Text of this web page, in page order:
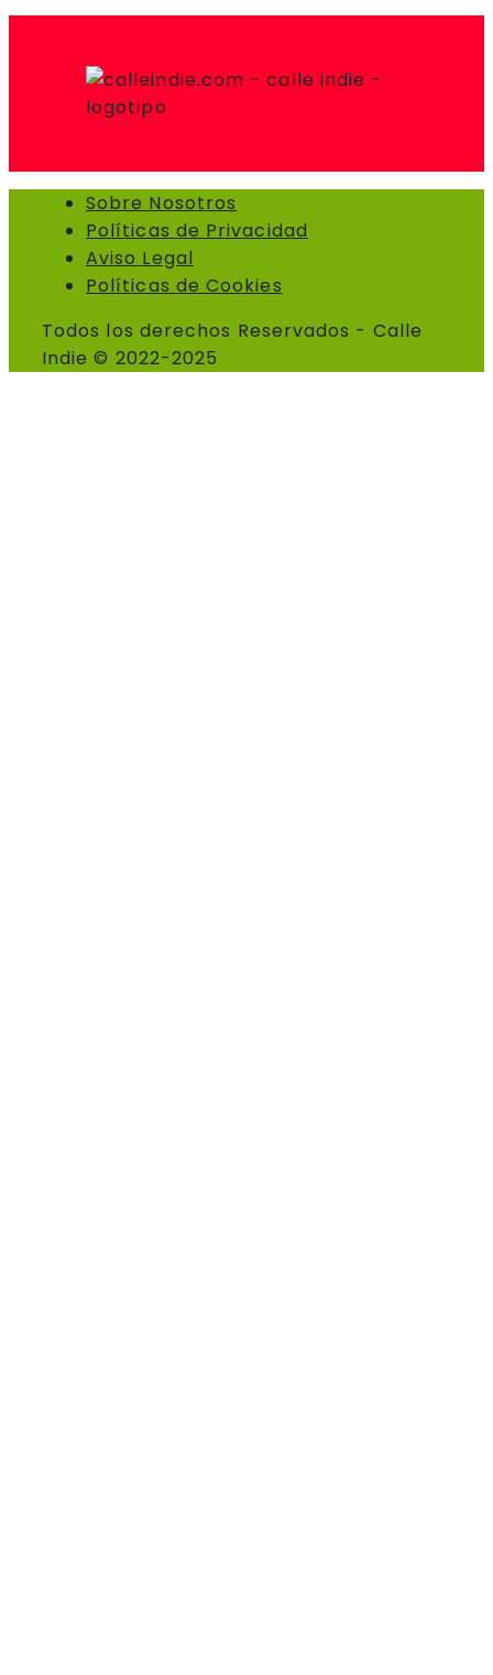
Sobre Nosotros
Políticas de Privacidad
Aviso Legal
Políticas de Cookies
Todos los derechos Reservados - Calle
Indie © 2022-2025